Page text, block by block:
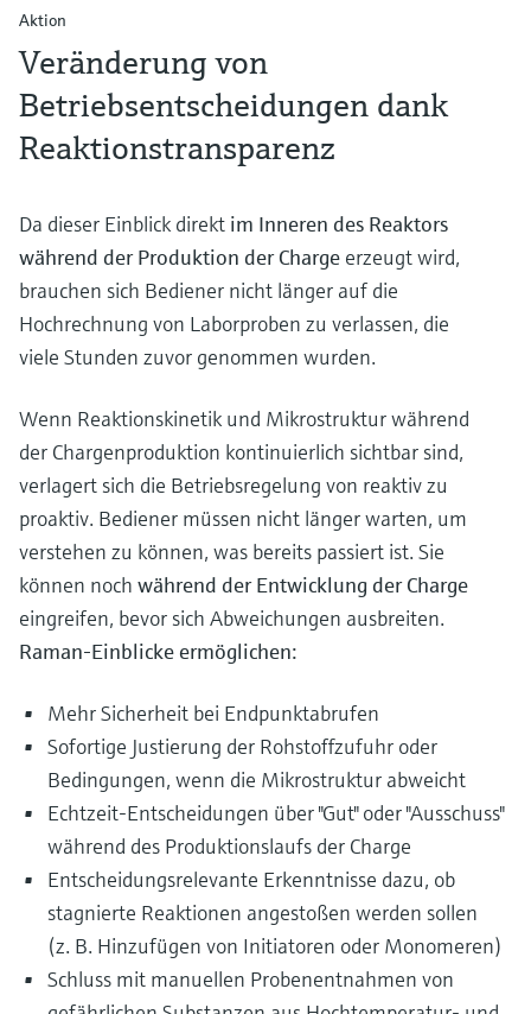
Aktion
Veränderung von
Betriebsentscheidungen dank
Reaktionstransparenz
Da dieser Einblick direkt im Inneren des Reaktors
während der Produktion der Charge erzeugt wird,
brauchen sich Bediener nicht länger auf die
Hochrechnung von Laborproben zu verlassen, die
viele Stunden zuvor genommen wurden.
Wenn Reaktionskinetik und Mikrostruktur während
der Chargenproduktion kontinuierlich sichtbar sind,
verlagert sich die Betriebsregelung von reaktiv zu
proaktiv. Bediener müssen nicht länger warten, um
verstehen zu können, was bereits passiert ist. Sie
können noch während der Entwicklung der Charge
eingreifen, bevor sich Abweichungen ausbreiten.
Raman-Einblicke ermöglichen:
Mehr Sicherheit bei Endpunktabrufen
Sofortige Justierung der Rohstoffzufuhr oder
Bedingungen, wenn die Mikrostruktur abweicht
Echtzeit-Entscheidungen über "Gut" oder "Ausschuss"
während des Produktionslaufs der Charge
Entscheidungsrelevante Erkenntnisse dazu, ob
stagnierte Reaktionen angestoßen werden sollen
(z. B. Hinzufügen von Initiatoren oder Monomeren)
Schluss mit manuellen Probenentnahmen von